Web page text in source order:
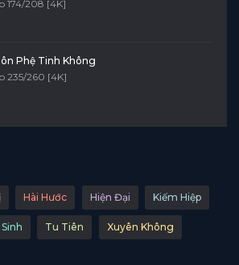
174/208 [4K]
Phệ Tinh Không
235/260 [4K]
Hài Hước Hiện Đại Kiếm Hiệp
Tu Tiên Xuyên Không